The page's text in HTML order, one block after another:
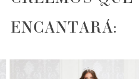
ENCANTARÁ: